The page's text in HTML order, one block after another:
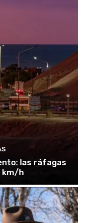
las ráfagas
km/h